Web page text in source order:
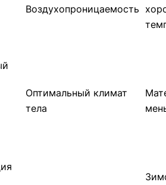
Воздухопроницаемость
Оптимальный климат
тела